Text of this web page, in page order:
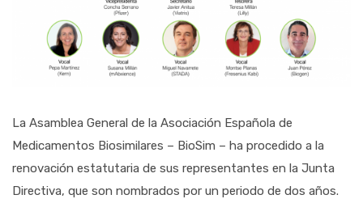
La Asamblea General de la Asociación Española de
Medicamentos Biosimilares – BioSim – ha procedido a la
renovación estatutaria de sus representantes en la Junta
Directiva, que son nombrados por un periodo de dos años.